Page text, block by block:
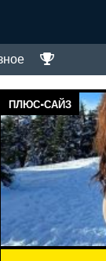
ПЛЮС-САЙЗ